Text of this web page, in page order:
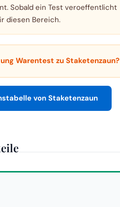
Sobald ein Test veroeffentlicht
diesen Bereich.
Warentest zu Staketenzaun?
von Staketenzaun